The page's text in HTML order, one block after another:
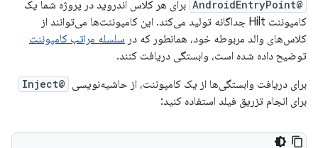
@AndroidEntryPoint
برای هر کلاس اندروید در پروژه شما یک
کامپوننت Hilt جداگانه تولید می‌کند. این کامپوننت‌ها می‌توانند از
کلاس‌های والد مربوطه خود، همانطور که در سلسله مراتب کامپوننت
توضیح داده شده است، وابستگی دریافت کنند.
برای دریافت وابستگی‌ها از یک کامپوننت، از حاشیه‌نویسی @Inject
برای انجام تزریق فیلد استفاده کنید: